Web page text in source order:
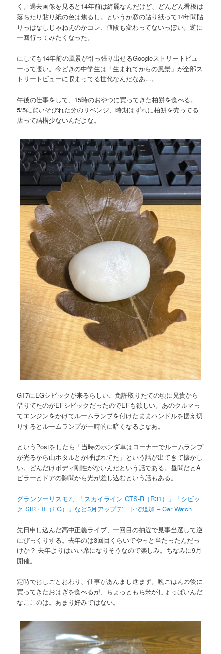
く。過去画像を見ると14年前は綺麗なんだけど、どんどん看板は
落ちたり貼り紙の色は焦るし。というか窓の貼り紙って14年間貼
りっぱなしじゃねえのかコレ、値段も変わってないっぽい。逆に
一回行ってみたくなった。
にしても14年前の風景が引っ張り出せるGoogleストリートビュ
ーって凄い。今どきの中学生は「生まれてからの風景」が全部ス
トリートビューに収まってる世代なんだなあ…。
午後の仕事をして、15時のおやつに買ってきた柏餅を食べる。
5/5に買いそびれた分のリベンジ、時期はずれに柏餅を売ってる
店って結構少ないんだよな。
GT7にEGシビックが来るらしい。免許取りたての頃に兄貴から
借りてたのがEFシビックだったのでEFも欲しい。あのクルマっ
てエンジンをかけてルームランプを付けたままハンドルを据え切
りするとルームランプが一時的に暗くなるよなあ。
というPostをしたら「当時のホンダ車はコーナーでルームランプ
が光るから山ホタルとか呼ばれてた」という話が出てきて懐かし
い。どんだけボディ剛性がないんだという話である。昼間だとA
ピラーとドアの隙間から光が差し込むという話もある。
グランツーリスモ7、「スカイライン GTS-R（R31）」「シビッ
ク SiR・II（EG）」など5月アップデートで追加 – Car Watch
先日申し込んだ高中正義ライブ、一回目の抽選で見事当選して逆
にびっくりする。去年のは3回目くらいでやっと当たったんだっ
けか？ 去年よりはいい席になりそうなので楽しみ。ちなみに9月
開催。
定時でおしごとおわり、仕事があんまし進まず。晩ごはんの後に
買ってきたおはぎを食べるが、ちょっともち米がしょっぱいんだ
なここのは。あまり好みではない。